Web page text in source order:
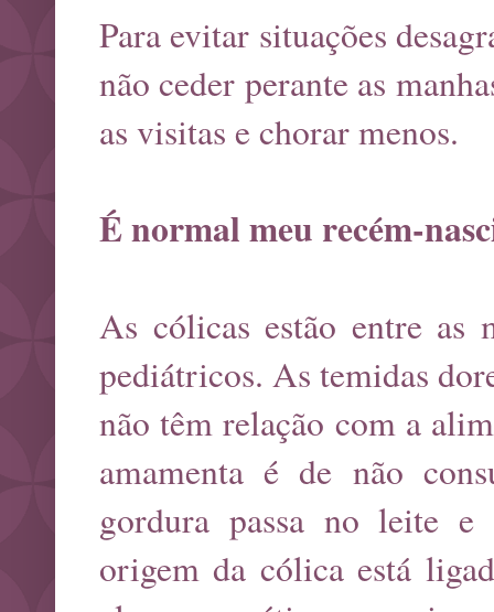
Para evitar situações
não ceder perante as
as visitas e chorar menos.
É normal meu recém-
As cólicas estão entre as
pediátricos. As temidas
não têm relação com a
amamenta é de não
gordura passa no leite
origem da cólica está